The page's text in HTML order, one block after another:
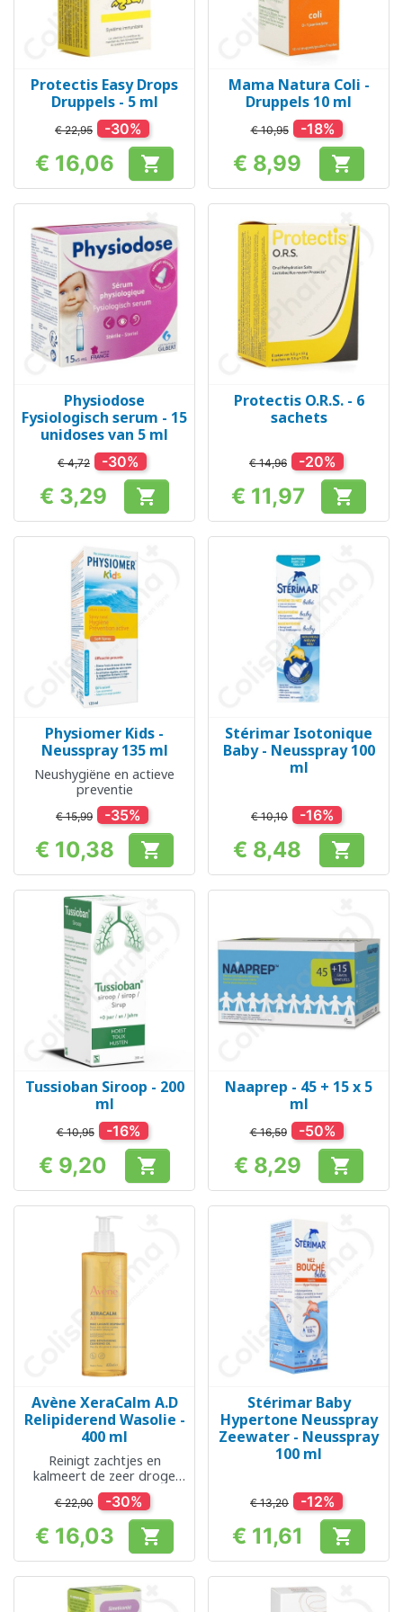
Protectis Easy Drops
Druppels - 5 ml
€ 22,95 -30%
Prijs
€ 16,06 
Mama Natura Coli -
Druppels 10 ml
€ 10,95 -18%
Prijs
€ 8,99 
Physiodose
Fysiologisch serum - 15
unidoses van 5 ml
€ 4,72 -30%
Prijs
€ 3,29 
Protectis O.R.S. - 6
sachets
€ 14,96 -20%
Prijs
€ 11,97 
Physiomer Kids -
Neusspray 135 ml
Neushygiëne en actieve
preventie
€ 15,99 -35%
Prijs
€ 10,38 
Stérimar Isotonique
Baby - Neusspray 100
ml
€ 10,10 -16%
Prijs
€ 8,48 
Tussioban Siroop - 200
ml
€ 10,95 -16%
Prijs
€ 9,20 
Naaprep - 45 + 15 x 5
ml
€ 16,59 -50%
Prijs
€ 8,29 
Avène XeraCalm A.D
Relipiderend Wasolie -
400 ml
Reinigt zachtjes en
kalmeert de zeer droge
huid
€ 22,90 -30%
Prijs
€ 16,03 
Stérimar Baby
Hypertone Neusspray
Zeewater - Neusspray
100 ml
€ 13,20 -12%
Prijs
€ 11,61 